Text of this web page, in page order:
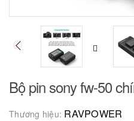
Bộ pin sony fw-50
Thương hiệu: RAVPOWER